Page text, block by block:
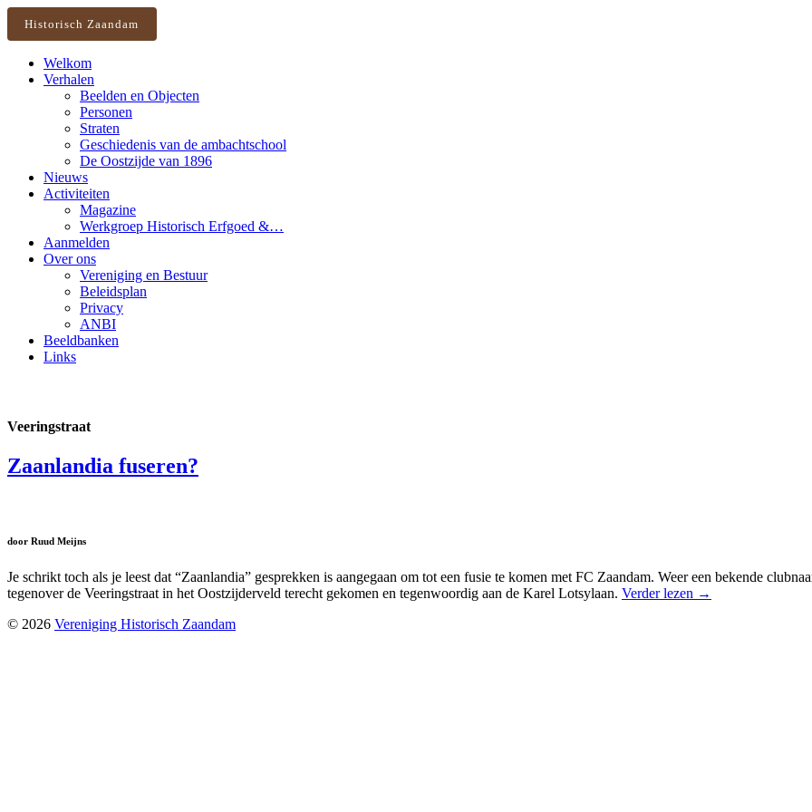
Historisch Zaandam
Welkom
Verhalen
Beelden en Objecten
Personen
Straten
Geschiedenis van de ambachtschool
De Oostzijde van 1896
Nieuws
Activiteiten
Magazine
Werkgroep Historisch Erfgoed &…
Aanmelden
Over ons
Vereniging en Bestuur
Beleidsplan
Privacy
ANBI
Beeldbanken
Links
Veeringstraat
Zaanlandia fuseren?
door Ruud Meijns
Je schrikt toch als je leest dat “Zaanlandia” gesprekken is aangegaan om tot een fusie te komen met FC Zaandam. Weer een bekende
tegenover de Veeringstraat in het Oostzijderveld terecht gekomen en tegenwoordig aan de Karel Lotsylaan. Verder lezen →
© 2026 Vereniging Historisch Zaandam